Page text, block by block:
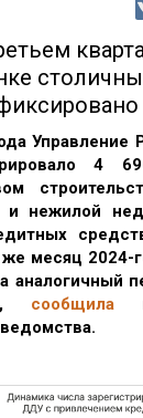
Управление
4
и нежилой
месяц 2024-
аналогичный
, сообщила